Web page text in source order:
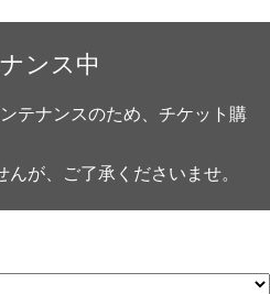
ンス中
テナンスのため、チケット購
が、ご了承くださいませ。